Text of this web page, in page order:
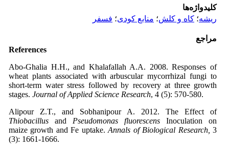
کلیدواژه‌ها
ریشه؛ کاه و کلش؛ منابع کودی؛ فسفر
مراجع
References
Abo-Ghalia H.H., and Khalafallah A.A. 2008. Responses of
wheat plants associated with arbuscular mycorrhizal fungi to
short-term water stress followed by recovery at three growth
stages. Journal of Applied Science Research, 4 (5): 570-580.
Alipour Z.T., and Sobhanipour A. 2012. The Effect of
Thiobacillus and Pseudomonas fluorescens Inoculation on
maize growth and Fe uptake.Annals of Biological Research, 3
(3): 1661-1666.